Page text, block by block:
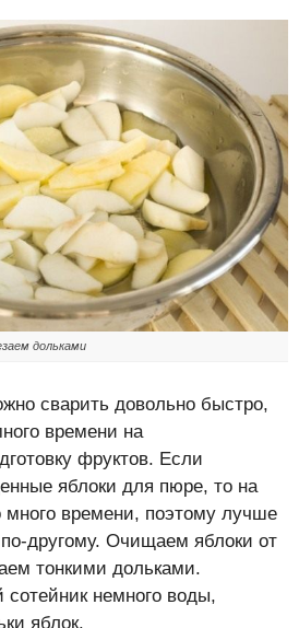
дольками
сварить довольно быстро,
времени на
фруктов. Если
яблоки для пюре, то на
много времени, поэтому лучше
другому. Очищаем яблоки от
тонкими дольками.
немного воды,
яблок.